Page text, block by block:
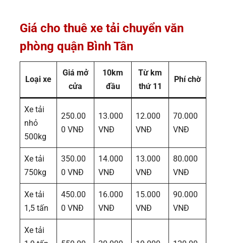
Giá cho thuê xe tải chuyển văn
phòng quận Bình Tân
Loại xe
Giá mở
cửa
10km
đầu
Từ km
thứ 11
Phí chờ
Xe tải
nhỏ
500kg
250.00
0 VNĐ
13.000
VNĐ
12.000
VNĐ
70.000
VNĐ
Xe tải
750kg
350.00
0 VNĐ
14.000
VNĐ
13.000
VNĐ
80.000
VNĐ
Xe tải
1,5 tấn
450.00
0 VNĐ
16.000
VNĐ
15.000
VNĐ
90.000
VNĐ
Xe tải